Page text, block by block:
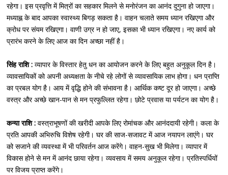
रहेगा। इस प्रवृत्ति में मित्रों का सहकार मिलने से मनोरंजन का आनंद दुगुना हो जाएगा।
मध्याह्न के बाद आपका स्वास्थ्य बिगड़ सकता है। वाहन चलाते समय ध्यान रखिएगा और
क्रोध पर संयम रखिएगा। वाणी उग्र न हो जाए, इसका भी ध्यान रखिएगा। नए कार्य को
प्रारंभ करने के लिए आज का दिन अच्छा नहीं है।
सिंह राशि : व्यापार के विस्तार हेतु धन का आयोजन करने के लिए बहुत अनुकूल दिन है।
व्यावसायिकों को अपनी अध्यक्षता के नीचे रहे लोगों से व्यावसायिक लाभ होगा। धन प्राप्ति
का प्रबल योग है। आय में वृद्धि होने की संभावना है। आर्थिक कष्ट दूर हो जाएगा। अच्छे
वस्त्र और अच्छे खान-पान से मन प्रफुल्लित रहेगा। छोटे प्रवास या पर्यटन का योग है।
कन्या राशि : वस्त्राभूषणों की खरीदी आपके लिए रोमांचक और आनंददायी रहेगी। कला के
प्रति आपकी अभिरुचि विशेष रहेगी। घर की साज-सजावट में आज नयापन लाएंगे। घर
को सजाने की व्यवस्था में भी परिवर्तन आज करेंगे। वाहन-सुख भी मिलेगा। व्यापार में
विकास होने से मन में आनंद छाया रहेगा। व्यवसाय में समय अनुकूल रहेगा। प्रतिस्पर्धियों
पर विजय प्राप्त करेंगे।